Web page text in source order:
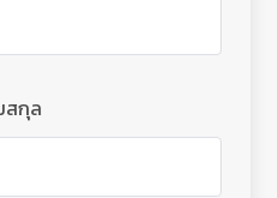
สกุล